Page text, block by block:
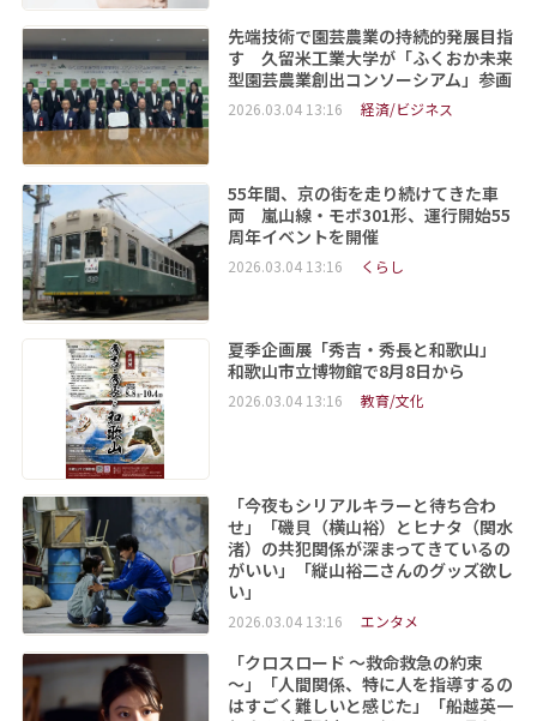
先端技術で園芸農業の持続的発展目指
す 久留米工業大学が「ふくおか未来
型園芸農業創出コンソーシアム」参画
2026.03.04 13:16 経済/ビジネス
55年間、京の街を走り続けてきた車
両 嵐山線・モボ301形、運行開始55
周年イベントを開催
2026.03.04 13:16 くらし
夏季企画展「秀吉・秀長と和歌山」
和歌山市立博物館で8月8日から
2026.03.04 13:16 教育/文化
「今夜もシリアルキラーと待ち合わ
せ」「磯貝（横山裕）とヒナタ（関水
渚）の共犯関係が深まってきているの
がいい」「縦山裕二さんのグッズ欲し
い」
2026.03.04 13:16 エンタメ
「クロスロード ～救命救急の約束
～」「人間関係、特に人を指導するの
はすごく難しいと感じた」「船越英一